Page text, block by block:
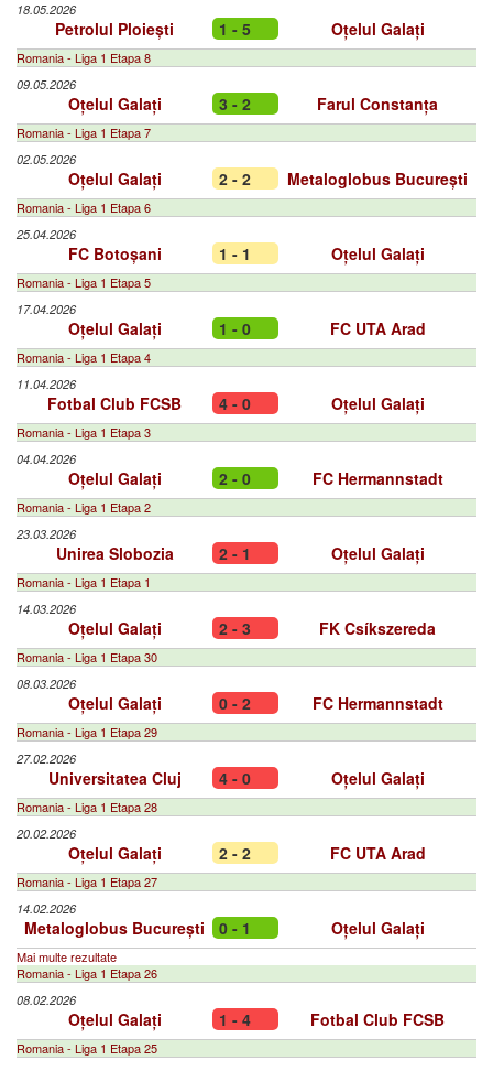
18.05.2026
Petrolul Ploiești 1 - 5 Oțelul Galați
Romania - Liga 1 Etapa 8
09.05.2026
Oțelul Galați 3 - 2 Farul Constanța
Romania - Liga 1 Etapa 7
02.05.2026
Oțelul Galați 2 - 2 Metaloglobus București
Romania - Liga 1 Etapa 6
25.04.2026
FC Botoșani 1 - 1 Oțelul Galați
Romania - Liga 1 Etapa 5
17.04.2026
Oțelul Galați 1 - 0 FC UTA Arad
Romania - Liga 1 Etapa 4
11.04.2026
Fotbal Club FCSB 4 - 0 Oțelul Galați
Romania - Liga 1 Etapa 3
04.04.2026
Oțelul Galați 2 - 0 FC Hermannstadt
Romania - Liga 1 Etapa 2
23.03.2026
Unirea Slobozia 2 - 1 Oțelul Galați
Romania - Liga 1 Etapa 1
14.03.2026
Oțelul Galați 2 - 3 FK Csíkszereda
Romania - Liga 1 Etapa 30
08.03.2026
Oțelul Galați 0 - 2 FC Hermannstadt
Romania - Liga 1 Etapa 29
27.02.2026
Universitatea Cluj 4 - 0 Oțelul Galați
Romania - Liga 1 Etapa 28
20.02.2026
Oțelul Galați 2 - 2 FC UTA Arad
Romania - Liga 1 Etapa 27
14.02.2026
Metaloglobus București 0 - 1 Oțelul Galați
Mai multe rezultate
Romania - Liga 1 Etapa 26
08.02.2026
Oțelul Galați 1 - 4 Fotbal Club FCSB
Romania - Liga 1 Etapa 25